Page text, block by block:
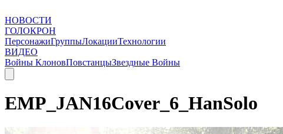
НОВОСТИ
ГОЛОКРОН
ПерсонажиГруппыЛокацииТехнологии
ВИДЕО
Войны КлоновПовстанцыЗвездные Войны
EMP_JAN16Cover_6_HanSolo